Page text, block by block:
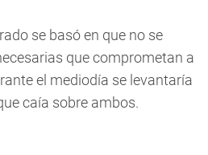
se basó en que no se
que comprometan a
el mediodía se levantaría
caía sobre ambos.